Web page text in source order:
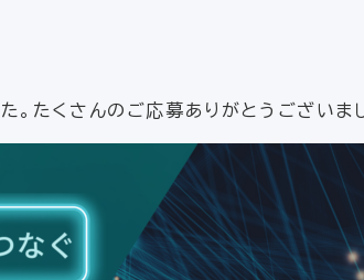
。たくさんのご応募ありがとうございまし